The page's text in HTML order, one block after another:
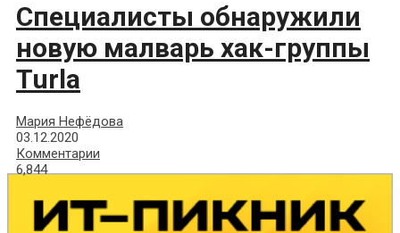
Специалисты обнаружили
новую малварь хак-группы
Turla
Мария Нефёдова
03.12.2020
Комментарии
6,844